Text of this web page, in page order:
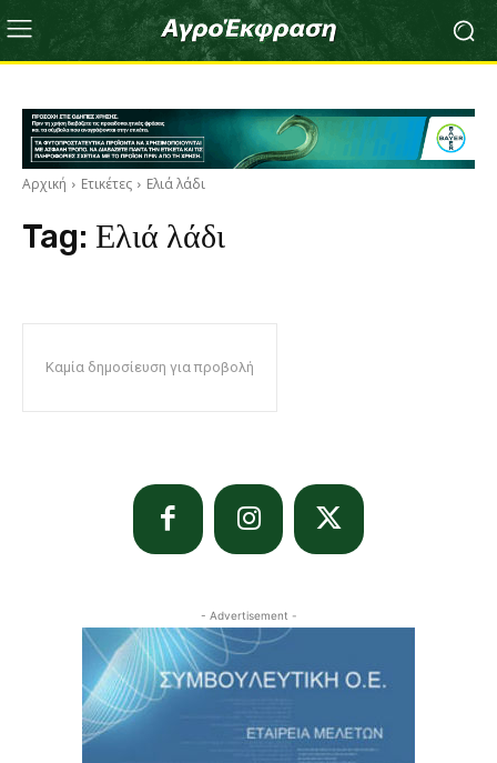
Αρχική Ετικέτες Ελιά λάδι
Tag: Ελιά λάδι
Καμία δημοσίευση για προβολή
- Advertisement -